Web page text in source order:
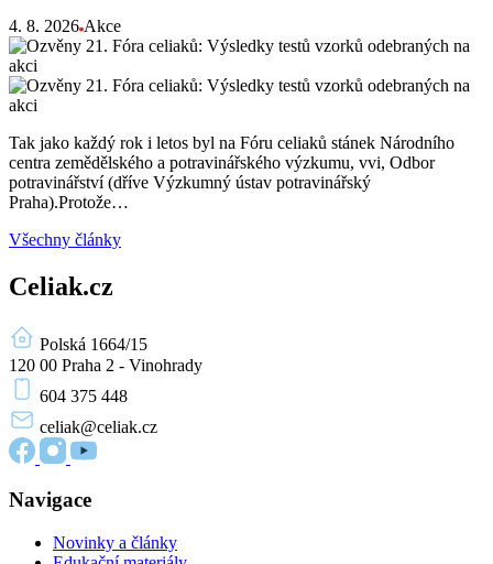
4. 8. 2026 Akce
Tak jako každý rok i letos byl na Fóru celiaků stánek Národního
centra zemědělského a potravinářského výzkumu, vvi, Odbor
potravinářství (dříve Výzkumný ústav potravinářský
Praha).Protože…
Všechny články
Celiak.cz
Polská 1664/15
120 00 Praha 2 - Vinohrady
604 375 448
celiak@celiak.cz
Navigace
Novinky a články